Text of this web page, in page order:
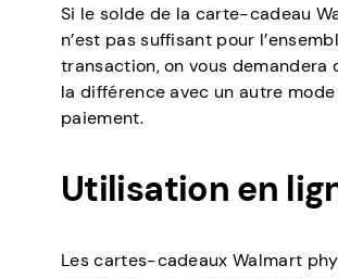
Si le solde de la carte-cadeau
n’est pas suffisant pour
transaction, on vous demandera
la différence avec un autre
paiement.
Utilisation en
Les cartes-cadeaux Walmart